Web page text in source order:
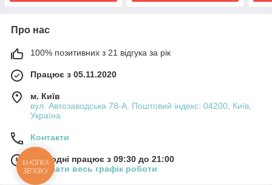
Про нас
100% позитивних з 21 відгука за рік
Працює з 05.11.2020
м. Київ
вул. Автозаводська 78-А. Поштовий індекс: 04200, Київ,
Україна
Контакти
Сьогодні працює з 09:30 до 21:00
Показати весь графік роботи
КНОПКА
ЗВ'ЯЗКУ